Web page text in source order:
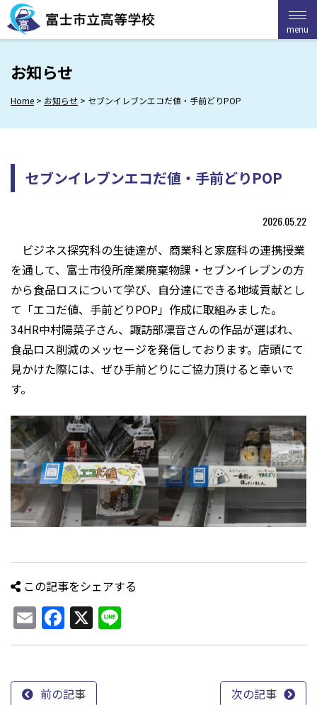
Skip
to
content
お知らせ
Home > お知らせ > セブンイレブンエコだ値・手前どりPOP
セブンイレブンエコだ値・手前どりPOP
2026.05.22
ビジネス探究科の生徒達が、商業科と家庭科の連携授業
を通して、富士市役所産業廃棄物課・セブンイレブンの方
から食品ロスについて学び、自分達にできる地域貢献とし
て「エコだ値、手前どりPOP」作成に取組みました。
34HR中村陽菜子さん、諏訪部凜音さんの作品が選ばれ、
食品ロス削減のメッセージを発信しております。店頭にて
見かけた際には、ぜひ手前どりにご協力頂けると幸いで
す。
この記事をシェアする
EmailFacebook
X
前の記事 次の記事
menu
menu